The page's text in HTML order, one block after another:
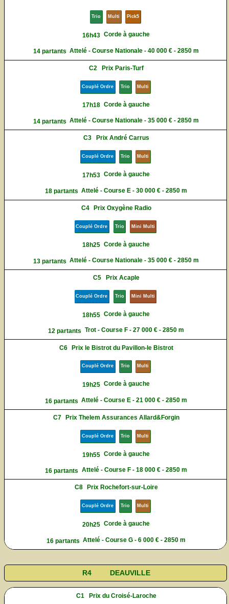
Trio Multi Pick5
16h43 Corde à gauche
14 partants Attelé - Course Nationale - 40 000 € - 2850 m
C2 Prix Paris-Turf
Couplé Ordre Trio Multi
17h18 Corde à gauche
14 partants Attelé - Course Nationale - 35 000 € - 2850 m
C3 Prix André Carrus
Couplé Ordre Trio Multi
17h53 Corde à gauche
18 partants Attelé - Course E - 30 000 € - 2850 m
C4 Prix Oxygène Radio
Couplé Ordre Trio Mini Multi
18h25 Corde à gauche
13 partants Attelé - Course Nationale - 35 000 € - 2850 m
C5 Prix Acaple
Couplé Ordre Trio Mini Multi
18h55 Corde à gauche
12 partants Trot - Course F - 27 000 € - 2850 m
C6 Prix le Bistrot du Pavillon-le Bistrot
Couplé Ordre Trio Multi
19h25 Corde à gauche
16 partants Attelé - Course E - 21 000 € - 2850 m
C7 Prix Thelem Assurances Allard&Forgin
Couplé Ordre Trio Multi
19h55 Corde à gauche
16 partants Attelé - Course F - 18 000 € - 2850 m
C8 Prix Rochefort-sur-Loire
Couplé Ordre Trio Multi
20h25 Corde à gauche
16 partants Attelé - Course G - 6 000 € - 2850 m
R4 DEAUVILLE
C1 Prix du Croisé-Laroche